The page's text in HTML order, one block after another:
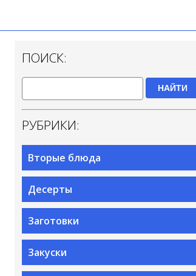
ПОИСК:
НАЙТИ
РУБРИКИ:
Вторые блюда
Десерты
Заготовки
Закуски